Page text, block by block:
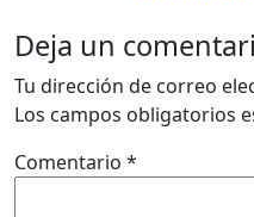
Deja un
Tu dirección de correo
Los campos obligatorios
Comentario *